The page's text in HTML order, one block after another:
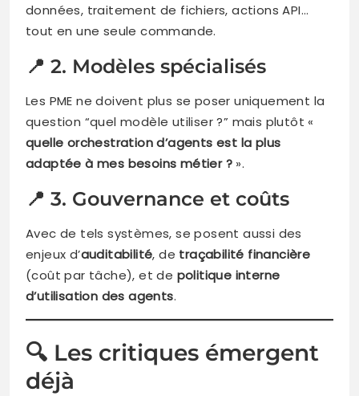
données, traitement de fichiers, actions API…
tout en une seule commande.
📍 2. Modèles spécialisés
Les PME ne doivent plus se poser uniquement la
question “quel modèle utiliser ?” mais plutôt «
quelle orchestration d’agents est la plus
adaptée à mes besoins métier ? ».
📍 3. Gouvernance et coûts
Avec de tels systèmes, se posent aussi des
enjeux d’auditabilité, de traçabilité financière
(coût par tâche), et de politique interne
d’utilisation des agents.
🔍 Les critiques émergent
déjà